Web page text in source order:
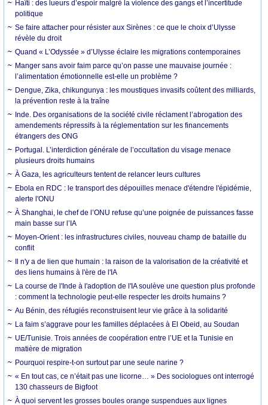
Haïti : des lueurs d’espoir malgré la violence des gangs et l’incertitude
politique
Se faire attacher pour résister aux Sirènes : ce que le choix d’Ulysse
révèle du droit
Quand « L’Odyssée » d’Ulysse éclaire les migrations contemporaines
Manger sans avoir faim parce qu’on passe une mauvaise journée :
l’alimentation émotionnelle est-elle un problème ?
Dengue, Zika, chikungunya : les moustiques invasifs coûtent des milliards,
la prévention reste à la traîne
Inde. Des organisations de la société civile réclament l’abrogation des
amendements répressifs à la réglementation sur les financements
étrangers des ONG
Portugal. L’interdiction générale de l’occultation du visage menace
plusieurs droits humains
À Gaza, les agriculteurs tentent de relancer leurs cultures
Ebola en RDC : le transport des dépouilles menace d'étendre l'épidémie,
alerte l'ONU
À Shanghai, le chef de l’ONU refuse qu’une poignée de puissances fasse
main basse sur l’IA
Moyen-Orient : les infrastructures civiles, nouveau champ de bataille du
conflit
Il n'y a de lien que humain : la raison de la valorisation de la créativité et
des liens humains à l'ère de l'IA
La course de l'Inde à l'adoption de l'IA soulève une question plus profonde
: comment la technologie peut-elle respecter les droits humains ?
Au Bénin, des réfugiés reconstruisent leur vie grâce à la solidarité
La faim s’aggrave pour les familles déplacées à El Obeid, au Soudan
UE/Tunisie. Trois années de coopération entre l’UE et la Tunisie en
matière de migration
Pourquoi respire-t-on surtout par une seule narine ?
« En tout cas, ce n’était pas une licorne… » Des sociologues ont interrogé
130 chasseurs de Bigfoot
À quoi servent les grosses boules orange suspendues aux lignes